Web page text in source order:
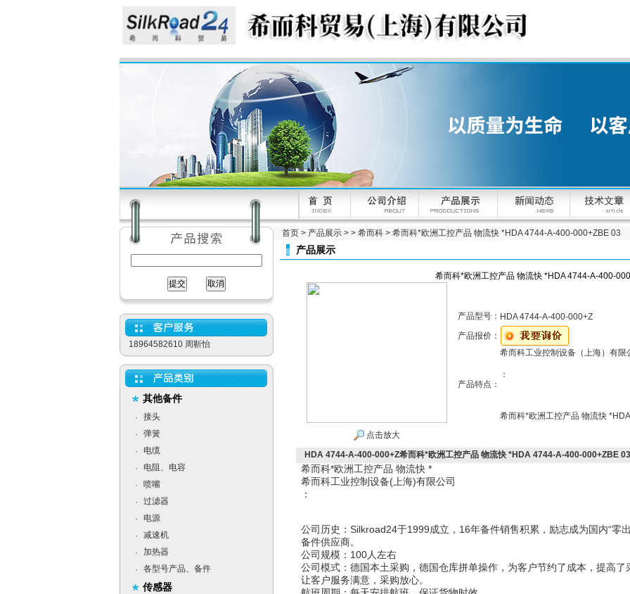
18964582610 周靳怡
其他备件
·
接头
·
弹簧
·
电缆
·
电阻、电容
·
喷嘴
·
过滤器
·
电源
·
减速机
·
加热器
·
各型号产品、备件
传感器
首页 > 产品展示 > > 希而科 > 希而科*欧洲工控产品 物流快 *HDA 4744-A-400-000+ZBE 03
产品展示
希而科*欧洲工控产品 物流快 *HDA 4744-A-400-
点击放大
产品型号： HDA 4744-A-400-000+Z
产品报价：
产品特点：
希而科工业控制设备（上海）有限
：
希而科*欧洲工控产品 物流快
HDA 4744-A-400-000+Z希而科*欧洲工控产品 物流快 *HDA 4744-A-400-000+ZBE 03
希而科*欧洲工控产品 物流快 *
希而科工业控制设备(上海)有限公司
：
公司历史：Silkroad24于1999成立，16年备件销售积累，励志成为国内“零
备件供应商。
公司规模：100人左右
公司模式：德国本土采购，德国仓库拼单操作，为客户节约了成本，提高
让客户服务满意，采购放心。